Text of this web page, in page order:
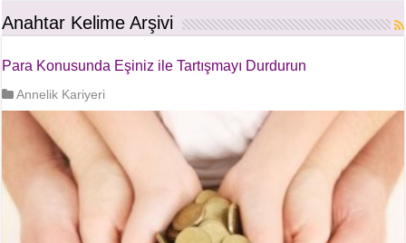
Anahtar Kelime Arşivi
Para Konusunda Eşiniz ile Tartışmayı Durdurun
Annelik Kariyeri